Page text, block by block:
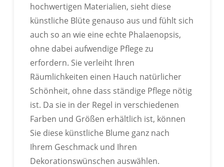
hochwertigen Materialien, sieht diese
künstliche Blüte genauso aus und fühlt sich
auch so an wie eine echte Phalaenopsis,
ohne dabei aufwendige Pflege zu
erfordern. Sie verleiht Ihren
Räumlichkeiten einen Hauch natürlicher
Schönheit, ohne dass ständige Pflege nötig
ist. Da sie in der Regel in verschiedenen
Farben und Größen erhältlich ist, können
Sie diese künstliche Blume ganz nach
Ihrem Geschmack und Ihren
Dekorationswünschen auswählen.
IN VERSCHIEDENEN FARBEN
INDIVIDUELL ANPASSBAR
Passen Sie die Farbe Ihres Produkts anhand der
Pantone-Farbkarte an.
IN VERSCHIEDENEN FORMEN
ANPASSBAR